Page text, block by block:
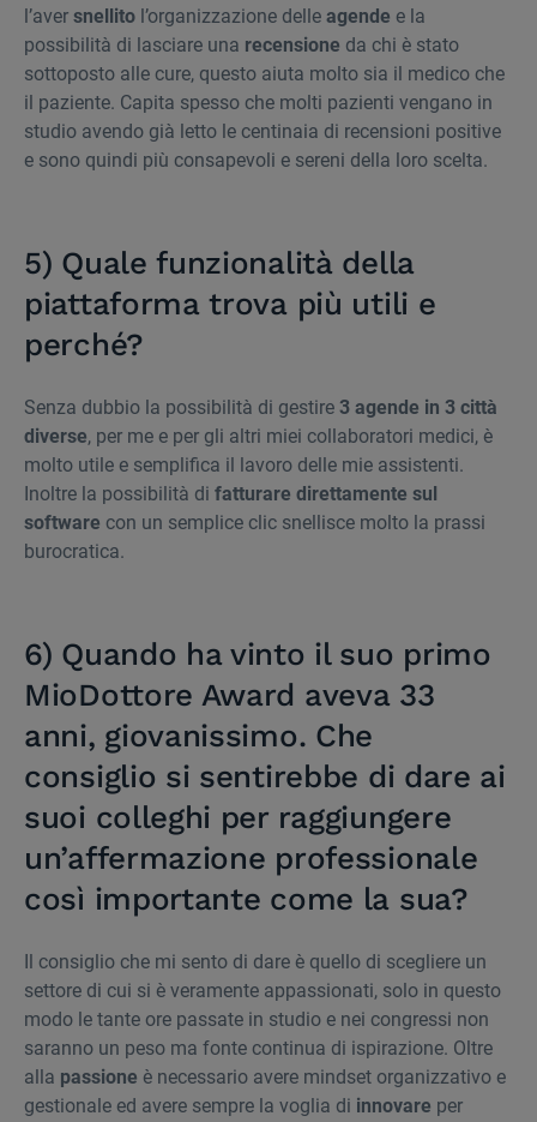
l’aver snellito l’organizzazione delle agende e la
possibilità di lasciare una recensione da chi è stato
sottoposto alle cure, questo aiuta molto sia il medico che
il paziente. Capita spesso che molti pazienti vengano in
studio avendo già letto le centinaia di recensioni positive
e sono quindi più consapevoli e sereni della loro scelta.
5) Quale funzionalità della
piattaforma trova più utili e
perché?
Senza dubbio la possibilità di gestire 3 agende in 3 città
diverse, per me e per gli altri miei collaboratori medici, è
molto utile e semplifica il lavoro delle mie assistenti.
Inoltre la possibilità di fatturare direttamente sul
software con un semplice clic snellisce molto la prassi
burocratica.
6) Quando ha vinto il suo primo
MioDottore Award aveva 33
anni, giovanissimo. Che
consiglio si sentirebbe di dare ai
suoi colleghi per raggiungere
un’affermazione professionale
così importante come la sua?
Il consiglio che mi sento di dare è quello di scegliere un
settore di cui si è veramente appassionati, solo in questo
modo le tante ore passate in studio e nei congressi non
saranno un peso ma fonte continua di ispirazione. Oltre
alla passione è necessario avere mindset organizzativo e
gestionale ed avere sempre la voglia di innovare per